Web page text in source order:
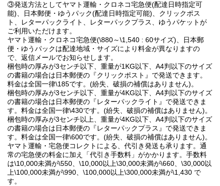
③発送方法としてヤマト運輸・クロネコ宅急便(配達日時指定可
能)、日本郵便・ゆうパック(配達日時指定可能)、クリックポス
ト、レターパックライト、レターパックプラス、ゆうパケットが
ご利用いただけます。
ヤマト運輸・クロネコ宅急便(\880～\1,540 : 60サイズ)、日本郵
便・ゆうパックは配達地域・サイズにより料金が異なりますの
で、返信メールでお知らせします。
梱包時の厚みが3センチ以下、重量が1KG以下、A4判以下のサイズ
の書籍の場合は日本郵便の『クリックポスト』で発送できます。
料金は全国一律\185です。(紛失、破損の補償はありません)。
梱包時の厚みが3センチ以下、重量が4KG以下、A4判以下のサイズ
の書籍の場合は日本郵便の『レターパックライト』で発送できま
す。料金は全国一律\430です。(紛失、破損の補償はありません)。
梱包時の厚みが3センチ以上、重量が4KG以下、A4判以下のサイズ
の書籍の場合は日本郵便の『レターパックプラス』で発送できま
す。料金は全国一律\600です。(紛失、破損の補償はありません)。
ヤマト運輸・宅急便コレクトによる、代引き発送も承ります。通
常の宅急便の料金に加え「代引き手数料」がかかります。手数料
は\10,000未満が\550、\10,000以上\30,000未満が\660、\30,000以
上\100,000未満が\990、\100,000以上\300,000未満が\1,430 で
す。